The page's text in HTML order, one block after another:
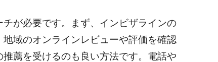
が必要です。まず、インビザラインの
域のオンラインレビューや評価を確認
薦を受けるのも良い方法です。電話や